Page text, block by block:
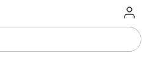
Log in